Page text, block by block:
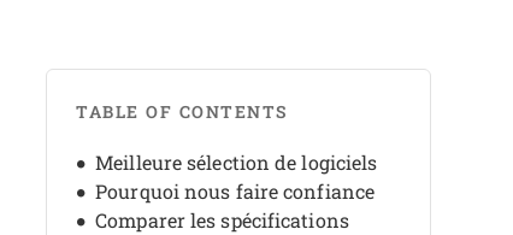
TABLE OF CONTENTS
Meilleure sélection de logiciels
Pourquoi nous faire confiance
Comparer les spécifications